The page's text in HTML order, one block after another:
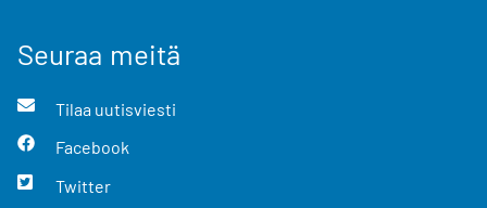
Seuraa meitä
Tilaa uutisviesti
Facebook
Twitter